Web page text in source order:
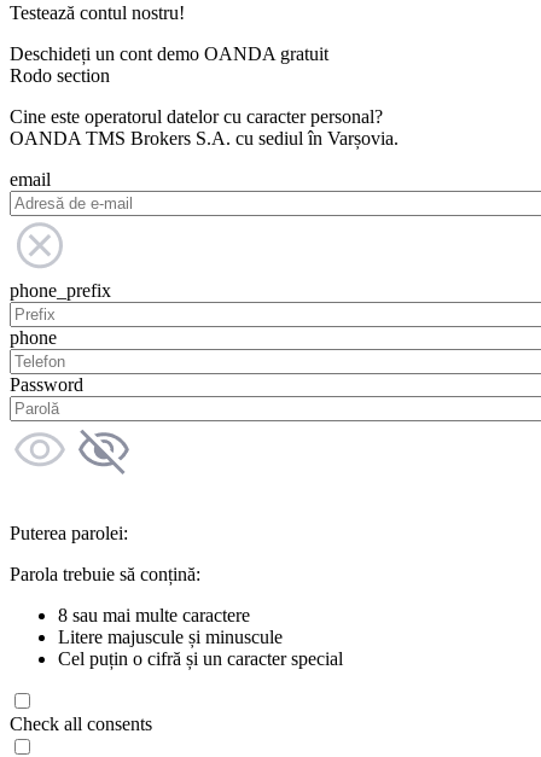
Testează contul nostru!
Deschideți un cont demo OANDA gratuit
Rodo section
Cine este operatorul datelor cu caracter personal?
OANDA TMS Brokers S.A. cu sediul în Varșovia.
email
phone_prefix
phone
Password
Puterea parolei:
Parola trebuie să conțină:
8 sau mai multe caractere
Litere majuscule și minuscule
Cel puțin o cifră și un caracter special
Check all consents